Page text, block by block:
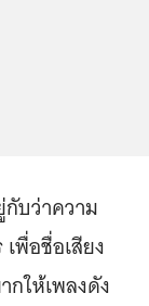
บว่าความ
พื่อชื่อเสียง
กให้เพลงดัง